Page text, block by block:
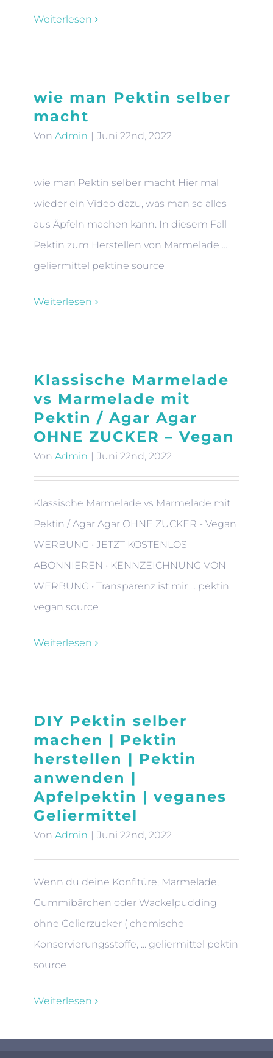
Weiterlesen
wie man Pektin selber
macht
Von Admin | Juni 22nd, 2022
wie man Pektin selber macht Hier mal
wieder ein Video dazu, was man so alles
aus Äpfeln machen kann. In diesem Fall
Pektin zum Herstellen von Marmelade ...
geliermittel pektine source
Weiterlesen
Klassische Marmelade
vs Marmelade mit
Pektin / Agar Agar
OHNE ZUCKER – Vegan
Von Admin | Juni 22nd, 2022
Klassische Marmelade vs Marmelade mit
Pektin / Agar Agar OHNE ZUCKER - Vegan
WERBUNG • JETZT KOSTENLOS
ABONNIEREN • KENNZEICHNUNG VON
WERBUNG • Transparenz ist mir ... pektin
vegan source
Weiterlesen
DIY Pektin selber
machen | Pektin
herstellen | Pektin
anwenden |
Apfelpektin | veganes
Geliermittel
Von Admin | Juni 22nd, 2022
Wenn du deine Konfitüre, Marmelade,
Gummibärchen oder Wackelpudding
ohne Gelierzucker ( chemische
Konservierungsstoffe, ... geliermittel pektin
source
Weiterlesen